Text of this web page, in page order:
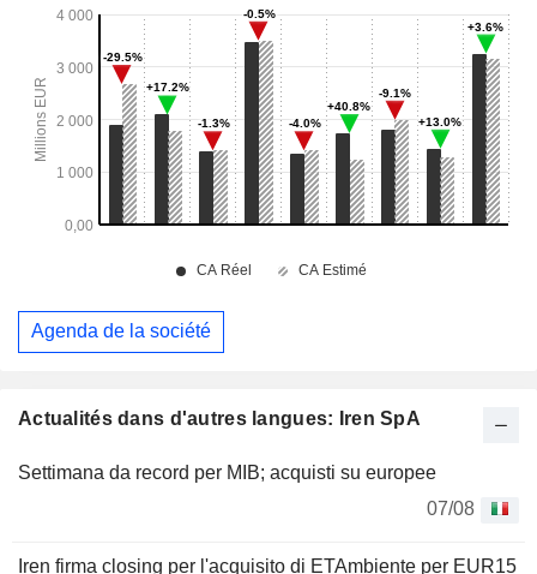
Actualités dans d'autres langues: Iren SpA
Settimana da record per MIB; acquisti su europee
07/08
Iren firma closing per l'acquisito di ETAmbiente per EUR15
Agenda de la société